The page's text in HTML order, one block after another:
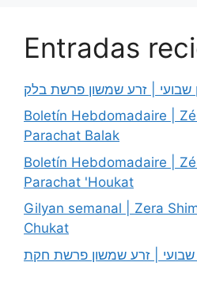
Entradas
שבועי | זרע שמשון פרשת בלק
Boletín Hebdomadaire |
Parachat Balak
Boletín Hebdomadaire |
Parachat 'Houkat
Gilyan semanal | Zera
Chukat
שבועי | זרע שמשון פרשת חקת